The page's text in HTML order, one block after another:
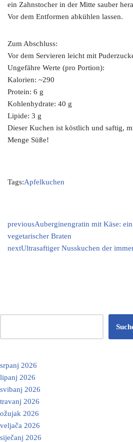
ein Zahnstocher in der Mitte sauber
Vor dem Entformen abkühlen lassen.
Zum Abschluss:
Vor dem Servieren leicht mit
Ungefähre Werte (pro Portion):
Kalorien: ~290
Protein: 6 g
Kohlenhydrate: 40 g
Lipide: 3 g
Dieser Kuchen ist köstlich und saftig,
Menge Süße!
Tags:Apfelkuchen
previousAuberginengratin mit Käse:
vegetarischer Braten
nextUltrasaftiger Nusskuchen der
srpanj 2026
lipanj 2026
svibanj 2026
travanj 2026
ožujak 2026
veljača 2026
siječanj 2026